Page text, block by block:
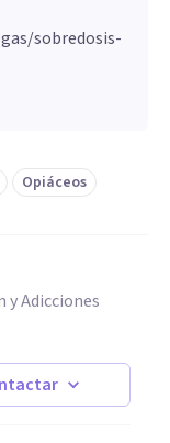
sobredosis-
Opiáceos
y Adicciones